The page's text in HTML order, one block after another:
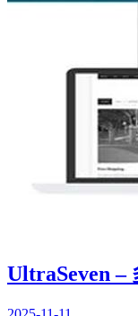
UltraSeven –